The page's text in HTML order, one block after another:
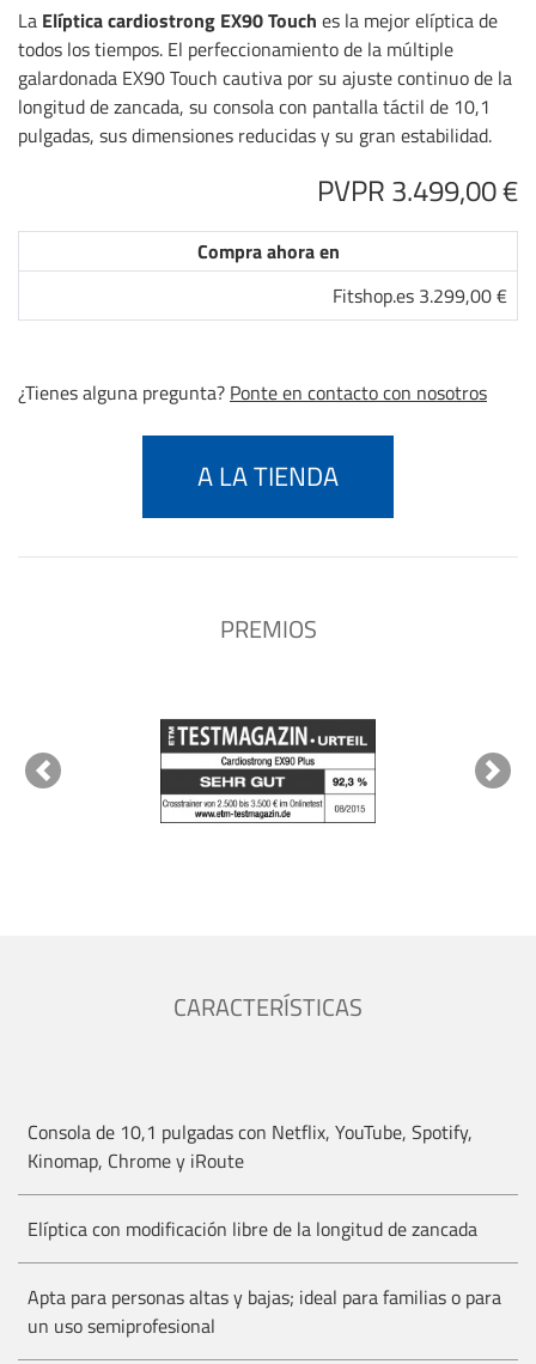
La Elíptica cardiostrong EX90 Touch es la mejor elíptica de
todos los tiempos. El perfeccionamiento de la múltiple
galardonada EX90 Touch cautiva por su ajuste continuo de la
longitud de zancada, su consola con pantalla táctil de 10,1
pulgadas, sus dimensiones reducidas y su gran estabilidad.
PVPR 3.499,00 €
Compra ahora en
Fitshop.es 3.299,00 €
¿Tienes alguna pregunta? Ponte en contacto con nosotros
A LA TIENDA
PREMIOS
Previous Next
CARACTERÍSTICAS
Consola de 10,1 pulgadas con Netflix, YouTube, Spotify,
Kinomap, Chrome y iRoute
Elíptica con modificación libre de la longitud de zancada
Apta para personas altas y bajas; ideal para familias o para
un uso semiprofesional